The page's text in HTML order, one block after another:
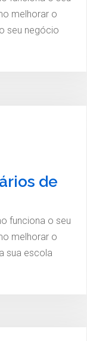
melhorar o
seu negócio
de
funciona o seu
melhorar o
sua escola